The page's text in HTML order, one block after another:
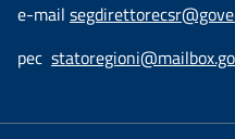
e-mail
pec